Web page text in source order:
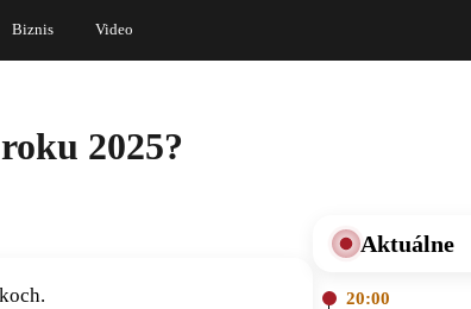
Biznis Video
2025?
Aktuálne
20:00